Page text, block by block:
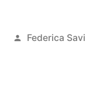
Federica Savi